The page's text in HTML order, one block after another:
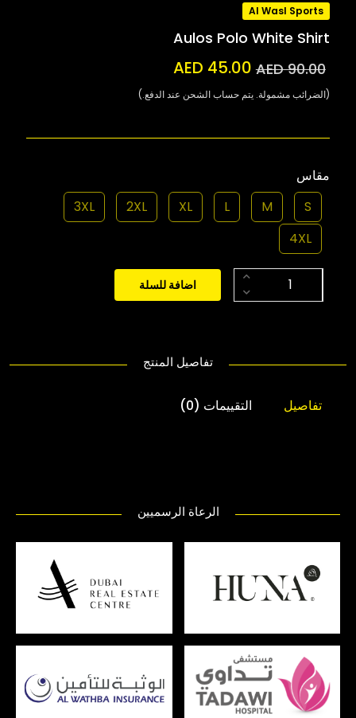
Al Wasl Sports
Aulos Polo White Shirt
AED 90.00
AED 45.00
(الضرائب مشمولة. يتم حساب الشحن عند الدفع.)
مقاس
S
M
L
XL
2XL
3XL
4XL
اضافة للسلة
تفاصيل المنتج
تفاصيل التقييمات (0)
الرعاة الرسميين